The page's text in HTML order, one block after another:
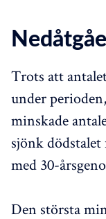
Trots att
under
minskade
sjönk
med 30-
Den största